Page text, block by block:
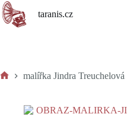
Skip
to
content
taranis.cz
malířka Jindra Treuchelová